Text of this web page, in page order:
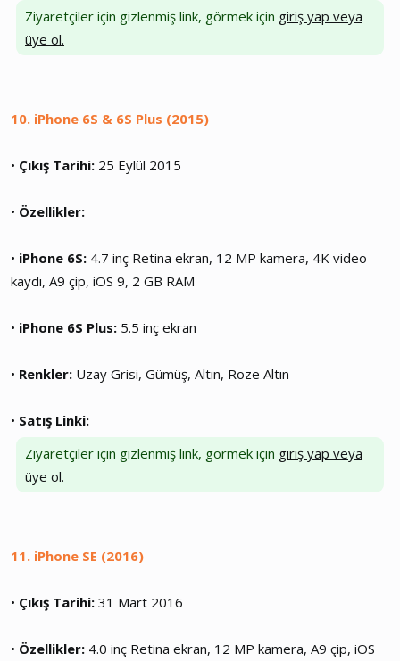
Ziyaretçiler için gizlenmiş link, görmek için giriş yap veya
üye ol.
10. iPhone 6S & 6S Plus (2015)
• Çıkış Tarihi: 25 Eylül 2015
• Özellikler:
• iPhone 6S: 4.7 inç Retina ekran, 12 MP kamera, 4K video
kaydı, A9 çip, iOS 9, 2 GB RAM
• iPhone 6S Plus: 5.5 inç ekran
• Renkler: Uzay Grisi, Gümüş, Altın, Roze Altın
• Satış Linki:
Ziyaretçiler için gizlenmiş link, görmek için giriş yap veya
üye ol.
11. iPhone SE (2016)
• Çıkış Tarihi: 31 Mart 2016
• Özellikler: 4.0 inç Retina ekran, 12 MP kamera, A9 çip, iOS